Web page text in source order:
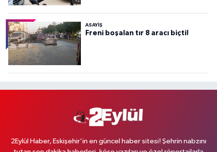
ASAYİŞ
Freni boşalan tır 8 aracı biçti!
2Eylül Haber, Eskişehir’in en güncel haber sitesi! Şehrin nabzını